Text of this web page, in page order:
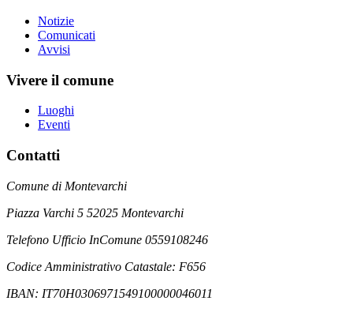
Notizie
Comunicati
Avvisi
Vivere il comune
Luoghi
Eventi
Contatti
Comune di Montevarchi
Piazza Varchi 5 52025 Montevarchi
Telefono Ufficio InComune 0559108246
Codice Amministrativo Catastale: F656
IBAN: IT70H0306971549100000046011